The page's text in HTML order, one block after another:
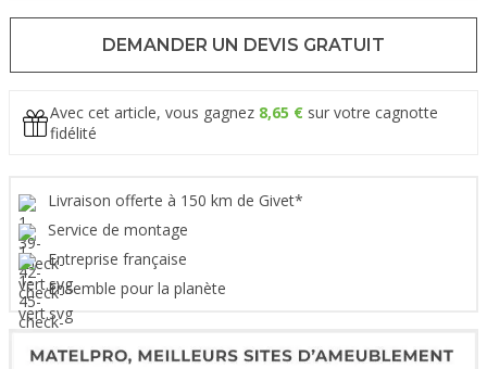
DEMANDER UN DEVIS GRATUIT
Avec cet article, vous gagnez 8,65 € sur votre cagnotte
fidélité
Livraison offerte à 150 km de Givet*
Service de montage
Entreprise française
Ensemble pour la planète